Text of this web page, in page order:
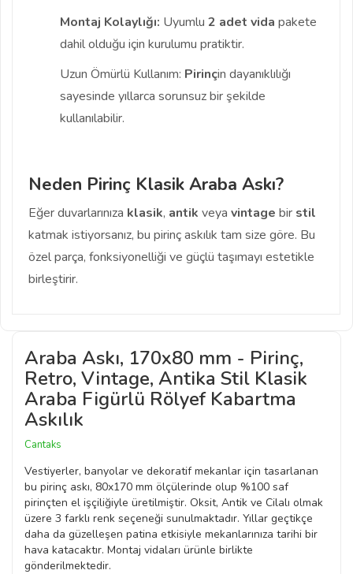
Montaj Kolaylığı: Uyumlu 2 adet vida pakete
dahil olduğu için kurulumu pratiktir.
Uzun Ömürlü Kullanım: Pirinçin dayanıklılığı
sayesinde yıllarca sorunsuz bir şekilde
kullanılabilir.
Neden Pirinç Klasik Araba Askı?
Eğer duvarlarınıza klasik, antik veya vintage bir stil
katmak istiyorsanız, bu pirinç askılık tam size göre. Bu
özel parça, fonksiyonelliği ve güçlü taşımayı estetikle
birleştirir.
Araba Askı, 170x80 mm - Pirinç,
Retro, Vintage, Antika Stil Klasik
Araba Figürlü Rölyef Kabartma
Askılık
Cantaks
Vestiyerler, banyolar ve dekoratif mekanlar için tasarlanan
bu pirinç askı, 80x170 mm ölçülerinde olup %100 saf
pirinçten el işçiliğiyle üretilmiştir. Oksit, Antik ve Cilalı olmak
üzere 3 farklı renk seçeneği sunulmaktadır. Yıllar geçtikçe
daha da güzelleşen patina etkisiyle mekanlarınıza tarihi bir
hava katacaktır. Montaj vidaları ürünle birlikte
gönderilmektedir.